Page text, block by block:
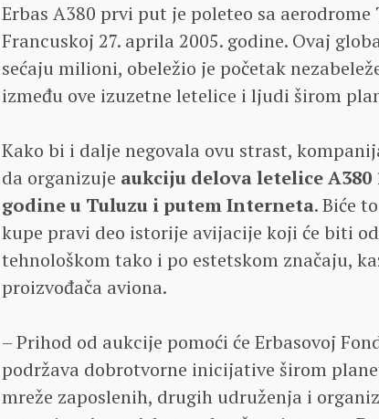
Erbas A380 prvi put je poleteo sa
Francuskoj 27. aprila 2005. godine. Ovaj
sećaju milioni, obeležio je početak
između ove izuzetne letelice i ljudi širom
Kako bi i dalje negovala ovu strast,
da organizuje aukciju delova letelice A380
godine u Tuluzu i putem Interneta. Biće
kupe pravi deo istorije avijacije koji će biti
tehnološkom tako i po estetskom značaju,
proizvođača aviona.
– Prihod od aukcije pomoći će Erbasovoj
podržava dobrotvorne inicijative širom
mreže zaposlenih, drugih udruženja i